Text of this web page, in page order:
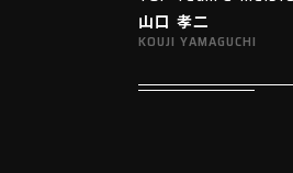
山口 孝二
KOUJI YAMAGUCHI